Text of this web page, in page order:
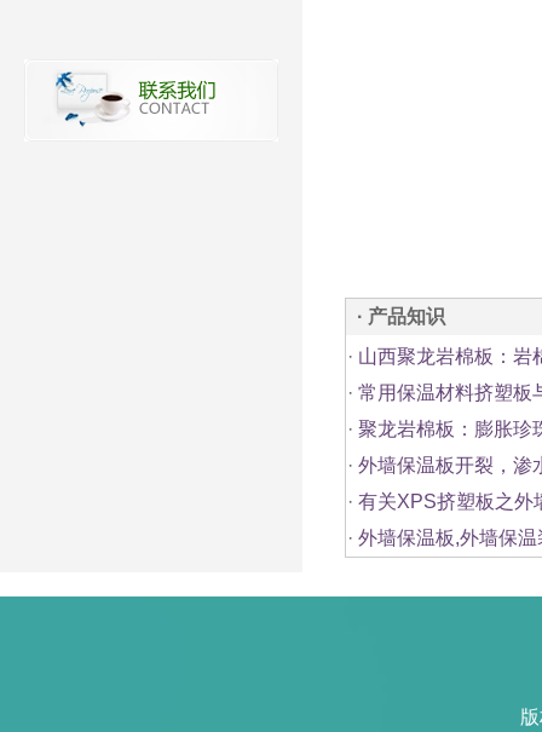
· 产品知识
· 山西聚龙岩棉板：岩
· 常用保温材料挤塑板
· 聚龙岩棉板：膨胀珍
· 外墙保温板开裂，渗
· 有关XPS挤塑板之外
· 外墙保温板,外墙保